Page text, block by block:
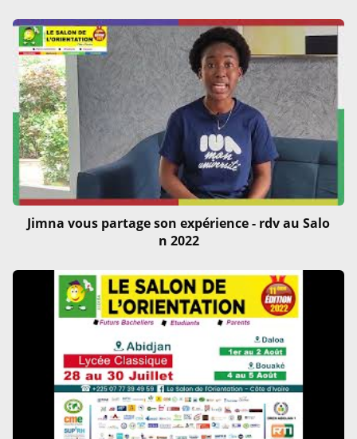
Jimna vous partage son expérience - rdv au Salo
n 2022